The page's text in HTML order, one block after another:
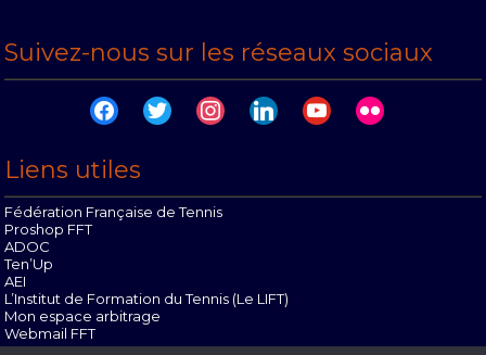
Suivez-nous sur les réseaux sociaux
facebooktwitter instagramlinkedinyoutubeflickr
Liens utiles
Fédération Française de Tennis
Proshop FFT
ADOC
Ten’Up
AEI
L’Institut de Formation du Tennis (Le LIFT)
Mon espace arbitrage
Webmail FFT